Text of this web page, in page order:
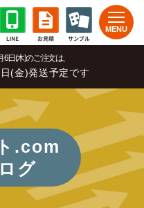
6日(木)のご注文は、
(金)発送予定です
.com
グ